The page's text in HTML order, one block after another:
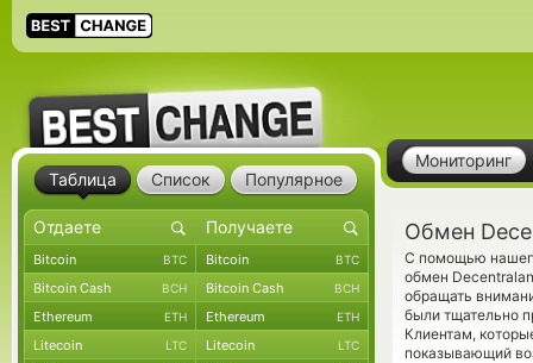
Мониторинг
Обмен
С помощью
обмен
обращать
были тщательно
Клиентам,
показывающий
Таблица Список Популярное
Bitcoin BTC Bitcoin BTC
Bitcoin Cash BCH Bitcoin Cash BCH
Ethereum ETH Ethereum ETH
Litecoin LTC Litecoin LTC